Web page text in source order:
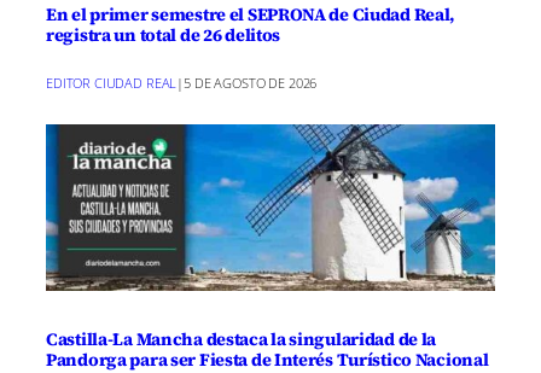
En el primer semestre el SEPRONA de Ciudad Real,
registra un total de 26 delitos
EDITOR CIUDAD REAL | 5 DE AGOSTO DE 2026
Castilla-La Mancha destaca la singularidad de la
Pandorga para ser Fiesta de Interés Turístico Nacional